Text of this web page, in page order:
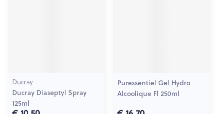
Ducray
Ducray Diaseptyl Spray
125ml
Puressentiel Gel Hydro
Alcoolique Fl 250ml